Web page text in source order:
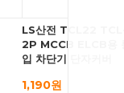
LS산전 TCL22
2P MCCB ELCB용
입 차단기 단자커버
1,190원